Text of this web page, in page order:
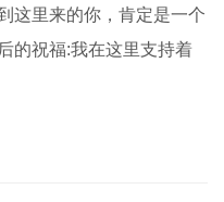
这里来的你，肯定是一个
的祝福:我在这里支持着